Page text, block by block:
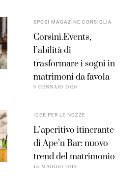
SPOSI MAGAZINE CONSIGLIA
Corsini.Events,
l’abilità di
trasformare i sogni in
matrimoni da favola
9 GENNAIO 2020
IDEE PER LE NOZZE
L’aperitivo itinerante
di Ape’n Bar: nuovo
trend del matrimonio
16 MAGGIO 2018